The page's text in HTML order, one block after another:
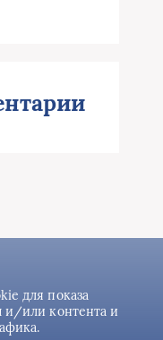
для показа
и/или контента и